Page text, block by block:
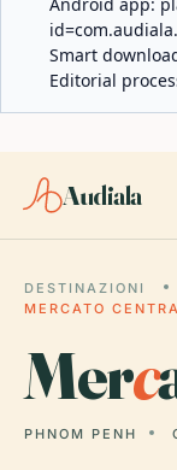
Smart
Editorial
Audiala
DESTINAZIONI
MERCATO
Merc
PHNOM PENH